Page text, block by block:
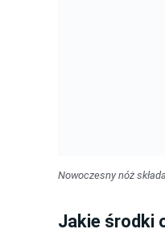
Nowoczesny nóż
Jakie środki